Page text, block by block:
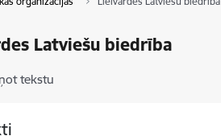
Latviešu biedrība
tekstu